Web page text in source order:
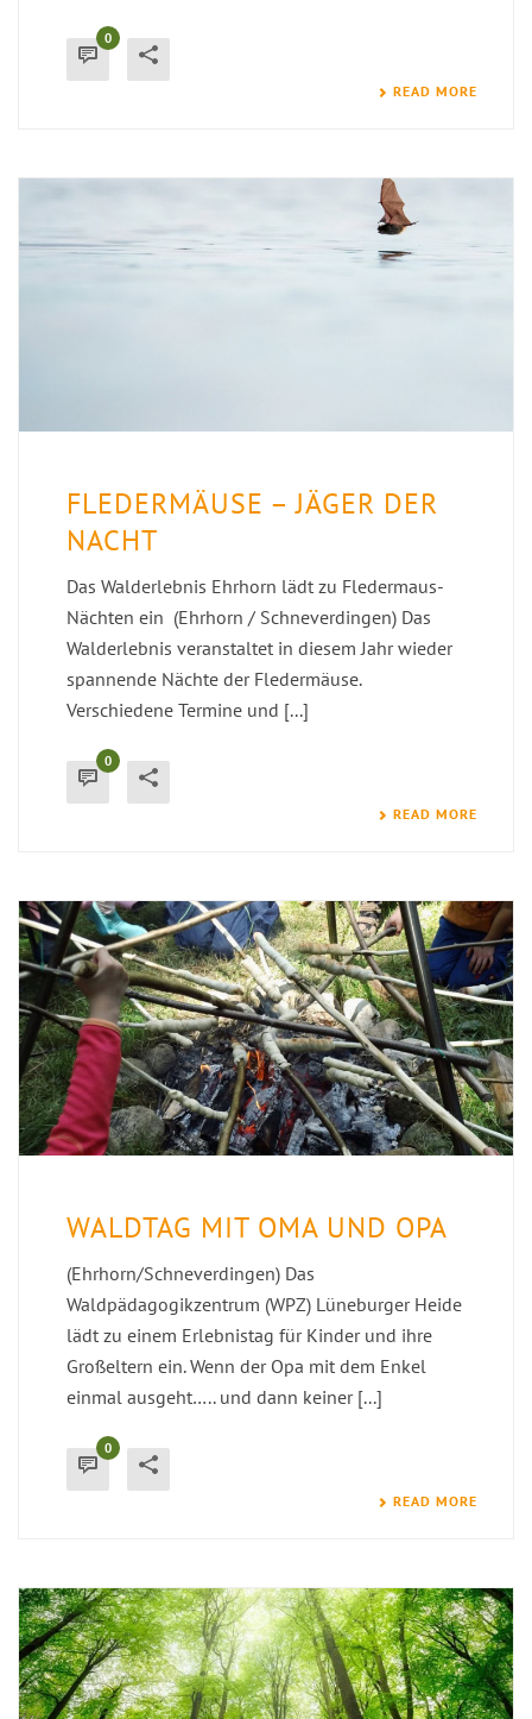
0
READ MORE
FLEDERMÄUSE – JÄGER DER
NACHT
Das Walderlebnis Ehrhorn lädt zu Fledermaus-
Nächten ein (Ehrhorn / Schneverdingen) Das
Walderlebnis veranstaltet in diesem Jahr wieder
spannende Nächte der Fledermäuse.
Verschiedene Termine und [...]
0
READ MORE
WALDTAG MIT OMA UND OPA
(Ehrhorn/Schneverdingen) Das
Waldpädagogikzentrum (WPZ) Lüneburger Heide
lädt zu einem Erlebnistag für Kinder und ihre
Großeltern ein. Wenn der Opa mit dem Enkel
einmal ausgeht….. und dann keiner [...]
0
READ MORE